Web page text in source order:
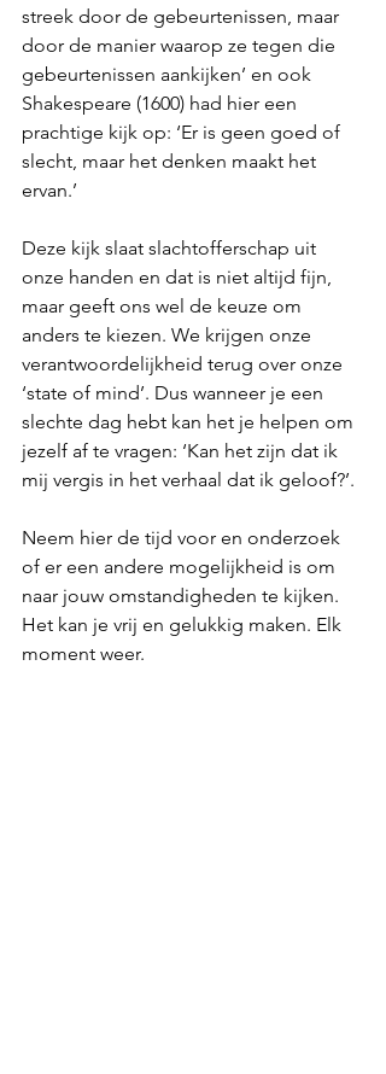
streek door de gebeurtenissen, maar
door de manier waarop ze tegen die
gebeurtenissen aankijken’ en ook
Shakespeare (1600) had hier een
prachtige kijk op: ‘Er is geen goed of
slecht, maar het denken maakt het
ervan.’
Deze kijk slaat slachtofferschap uit
onze handen en dat is niet altijd fijn,
maar geeft ons wel de keuze om
anders te kiezen. We krijgen onze
verantwoordelijkheid terug over onze
‘state of mind’. Dus wanneer je een
slechte dag hebt kan het je helpen om
jezelf af te vragen: ‘Kan het zijn dat ik
mij vergis in het verhaal dat ik geloof?’.
Neem hier de tijd voor en onderzoek
of er een andere mogelijkheid is om
naar jouw omstandigheden te kijken.
Het kan je vrij en gelukkig maken. Elk
moment weer.